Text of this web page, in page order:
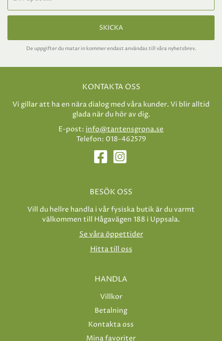
SKICKA
De uppgifter du matar in kommer endast användas till våra nyhetsbrev.
KONTAKTA OSS
Vi gillar att ha en nära dialog med våra kunder. Vi blir alltid
glada när du hör av dig.
E-post: info@tantensgrona.se
Telefon: 018-462579
BESÖK OSS
Vill du hellre handla i vår fysiska butik är du varmt
välkommen till Hågavägen 188 i Uppsala.
Se våra öppettider
Hitta till oss
HANDLA
Villkor
Betalning
Kontakta oss
Mina favoriter